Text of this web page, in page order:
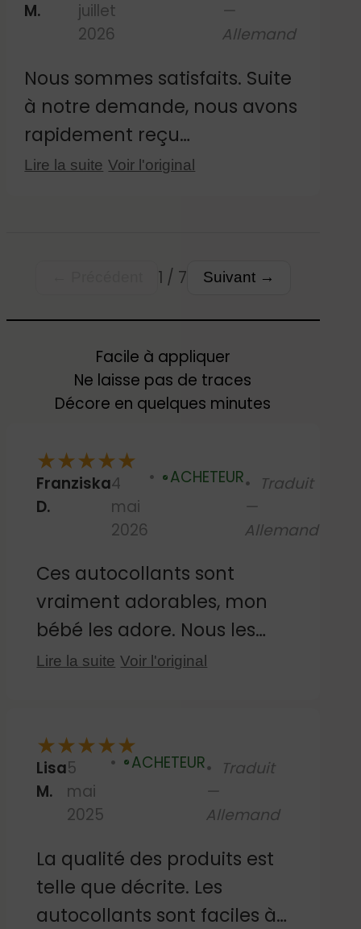
conformes aux photos. Nous
ne pouvons pas encore nous
prononcer sur leur durabilité,
leur durée de vie ni la facilité
avec laquelle on peut les
retirer.
M.
juillet
2026
—
Allemand
Nous sommes satisfaits. Suite
à notre demande, nous avons
rapidement reçu
confirmation du nombre de
et correspondent à la photo.
Lire la suite Voir l'original
1 / 7 Suivant →
Facile à appliquer
Ne laisse pas de traces
Décore en quelques minutes
★★★★★
Franziska
D.
4
mai
2026
Vérifié
ACHETEUR
Traduit
—
Allemand
Ces autocollants sont
vraiment adorables, mon
bébé les adore. Nous les
avons collés sur le
décoller et à repositionner
sans laisser de traces. Le
seul petit bémol, c'est que
certains grands motifs sont
en double ; ce serait bien
qu'ils soient en miroir. Mais
sinon, ils sont super !
Lire la suite Voir l'original
★★★★★
Lisa
M.
5
mai
2025
Vérifié
ACHETEUR
Traduit
—
Allemand
La qualité des produits est
telle que décrite. Les
autocollants sont faciles à